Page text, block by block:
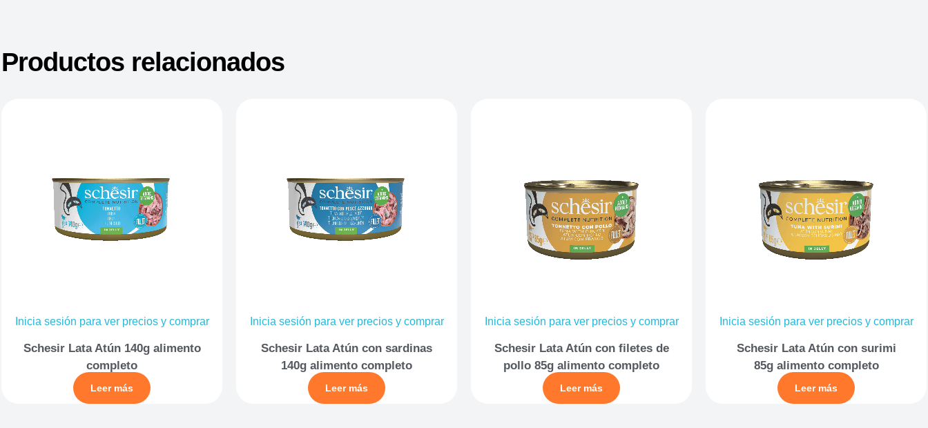
Productos relacionados
Inicia sesión para ver precios y comprar
Schesir Lata Atún 140g alimento
completo
Leer más
Inicia sesión para ver precios y comprar
Schesir Lata Atún con sardinas
140g alimento completo
Leer más
Inicia sesión para ver precios y comprar
Schesir Lata Atún con filetes de
pollo 85g alimento completo
Leer más
Inicia sesión para ver precios y comprar
Schesir Lata Atún con surimi
85g alimento completo
Leer más